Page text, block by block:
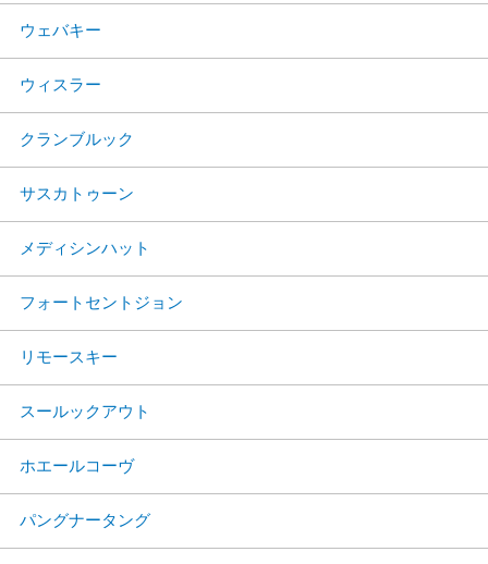
ウェバキー
ウィスラー
クランブルック
サスカトゥーン
メディシンハット
フォートセントジョン
リモースキー
スールックアウト
ホエールコーヴ
パングナータング